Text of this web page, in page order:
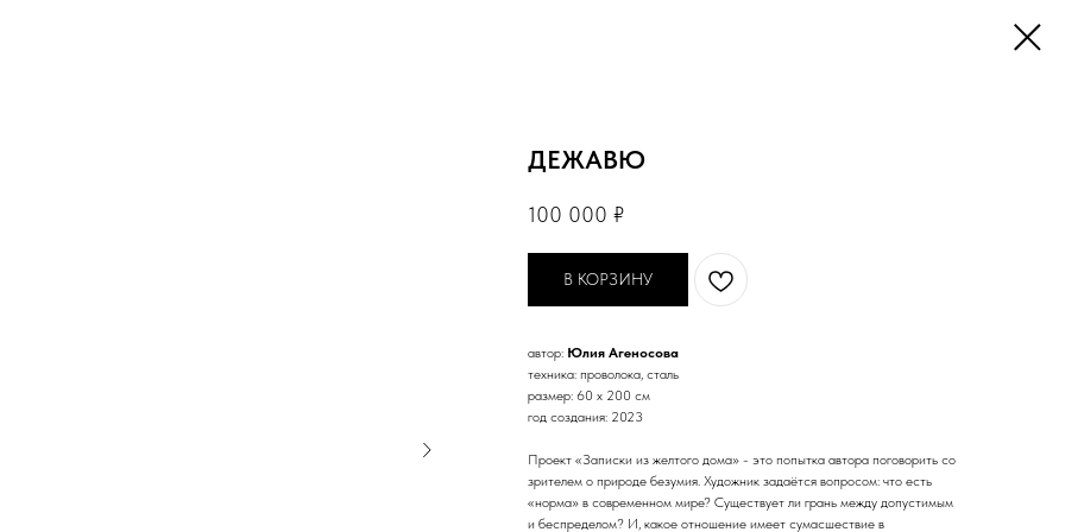
ДЕЖАВЮ
100 000 ₽
В КОРЗИНУ
автор: Юлия Агеносова
техника: проволока, сталь
размер: 60 х 200 см
год создания: 2023
Проект «Записки из желтого дома» - это попытка автора поговорить со
зрителем о природе безумия. Художник задаётся вопросом: что есть
«норма» в современном мире? Существует ли грань между допустимым
и беспределом? И, какое отношение имеет сумасшествие в